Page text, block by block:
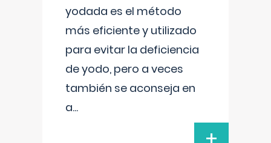
yodada es el método
más eficiente y utilizado
para evitar la deficiencia
de yodo, pero a veces
también se aconseja en
a...